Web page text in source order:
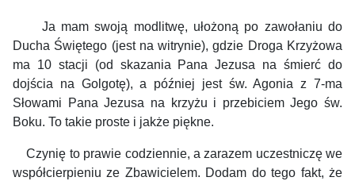
Ja mam swoją modlitwę, ułożoną po zawołaniu do
Ducha Świętego (jest na witrynie), gdzie Droga Krzyżowa
ma 10 stacji (od skazania Pana Jezusa na śmierć do
dojścia na Golgotę), a później jest św. Agonia z 7-ma
Słowami Pana Jezusa na krzyżu i przebiciem Jego św.
Boku. To takie proste i jakże piękne.
Czynię to prawie codziennie, a zarazem uczestniczę we
współcierpieniu ze Zbawicielem. Dodam do tego fakt, że